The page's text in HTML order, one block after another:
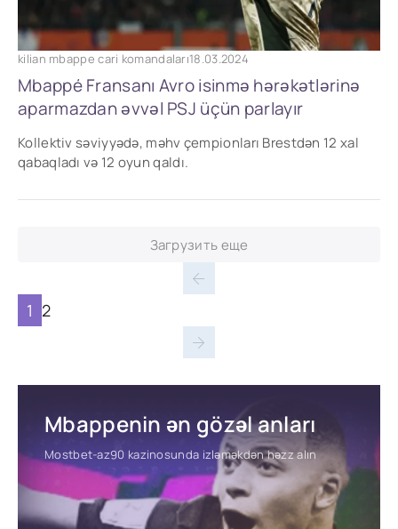
kilian mbappe cari komandaları18.03.2024
Mbappé Fransanı Avro isinmə hərəkətlərinə
aparmazdan əvvəl PSJ üçün parlayır
Kollektiv səviyyədə, məhv çempionları Brestdən 12 xal
qabaqladı və 12 oyun qaldı.
Загрузить еще
1 2
Mbappenin ən gözəl anları
Mostbet-az90 kazinosunda izləməkdən həzz alın